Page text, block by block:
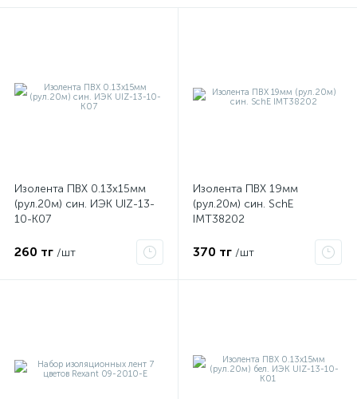
Изолента ПВХ 0.13х15мм
(рул.20м) син. ИЭК UIZ-13-
10-K07
260 тг /шт
Изолента ПВХ 19мм
(рул.20м) син. SchE
IMT38202
370 тг /шт